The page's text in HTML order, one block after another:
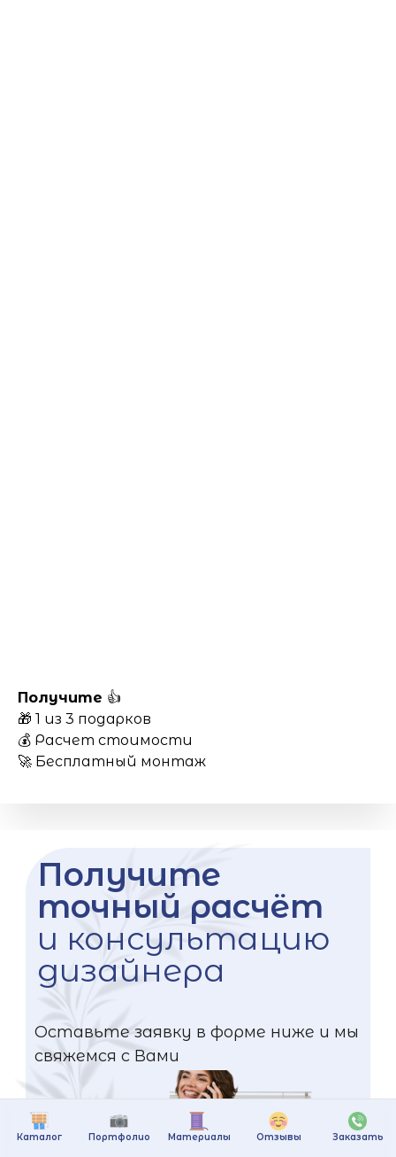
Каталог Портфолио Материалы Отзывы Заказать
Получите 👍
🎁 1 из 3 подарков
💰 Расчет стоимости
🚀 Бесплатный монтаж
Получите
точный расчёт
и консультацию
дизайнера
Оставьте заявку в форме ниже и мы
свяжемся с Вами